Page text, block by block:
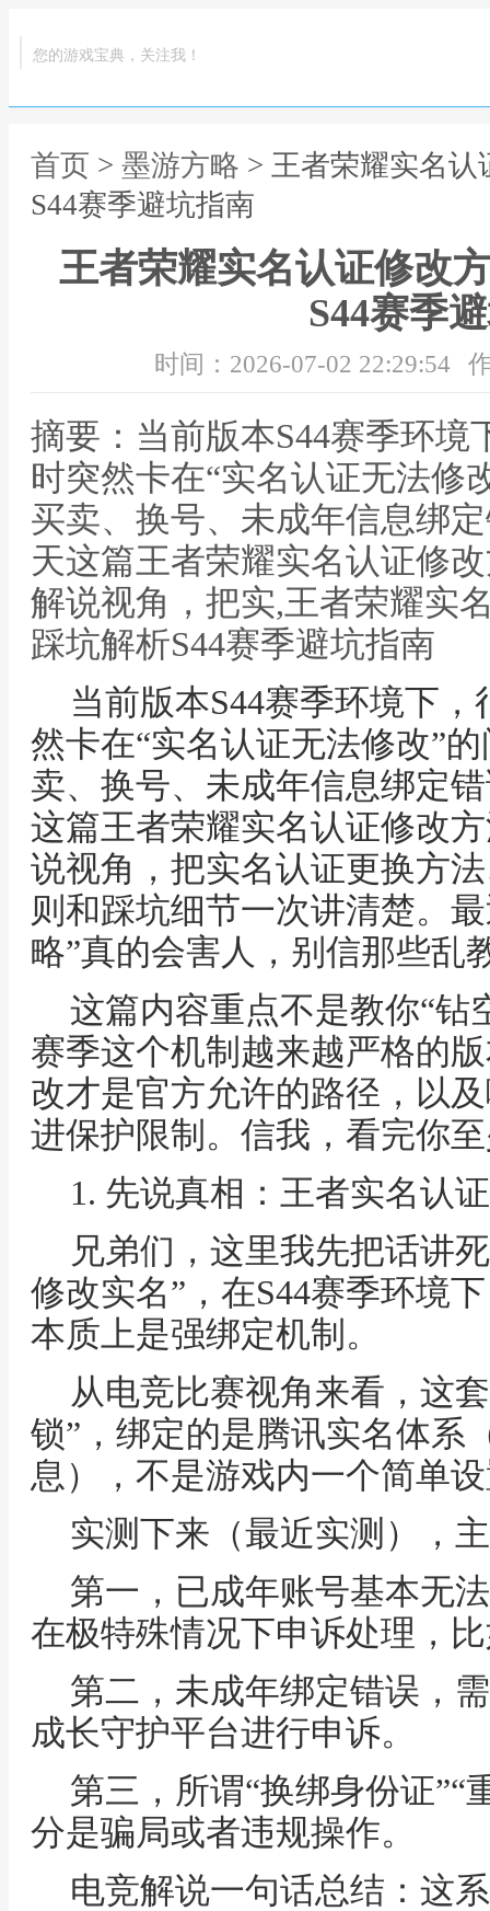
您的游戏宝典，关注我！
首页 > 墨游方略 > 王者荣耀实名
S44赛季避坑指南
王者荣耀实名认证修改
S44赛季
时间：2026-07-02 22:29:54
摘要：当前版本S44赛季环
时突然卡在“实名认证无法修
买卖、换号、未成年信息绑
天这篇王者荣耀实名认证修
解说视角，把实,王者荣耀实
踩坑解析S44赛季避坑指南
当前版本S44赛季环境下
然卡在“实名认证无法修改”
卖、换号、未成年信息绑定
这篇王者荣耀实名认证修改
说视角，把实名认证更换方
则和踩坑细节一次讲清楚。
略”真的会害人，别信那些乱
这篇内容重点不是教你“钻
赛季这个机制越来越严格的
改才是官方允许的路径，以
进保护限制。信我，看完你
1. 先说真相：王者实名认
兄弟们，这里我先把话讲
修改实名”，在S44赛季环境
本质上是强绑定机制。
从电竞比赛视角来看，这
锁”，绑定的是腾讯实名体系
息），不是游戏内一个简单
实测下来（最近实测），
第一，已成年账号基本无
在极特殊情况下申诉处理，
第二，未成年绑定错误，
成长守护平台进行申诉。
第三，所谓“换绑身份证”“
分是骗局或者违规操作。
电竞解说一句话总结：这